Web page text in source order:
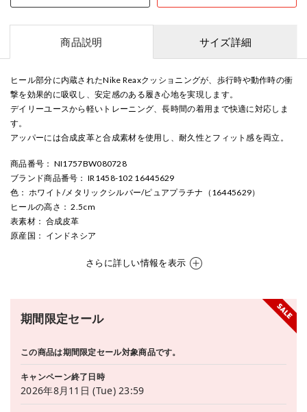
商品説明 サイズ詳細
ヒール部分に内蔵されたNike Reaxクッショニングが、歩行時や動作時の衝
撃を効果的に吸収し、安定感のある履き心地を実現します。
デイリーユースから軽いトレーニング、長時間の着用まで快適に対応しま
す。
アッパーには合成皮革と合成素材を使用し、耐久性とフィット感を両立。
商品番号 ： NI1757BW080728
ブランド商品番号 ： IR1458-102 16445629
色 ： ホワイト/メタリックシルバー/ピュアプラチナ（16445629）
ヒールの高さ ： 2.5cm
表素材： 合成皮革
原産国 ： インドネシア
さらに詳しい情報を表示
期間限定セール
この商品は期間限定セール対象商品です。
キャンペーン終了日時
2026年8月11日 (Tue) 23:59